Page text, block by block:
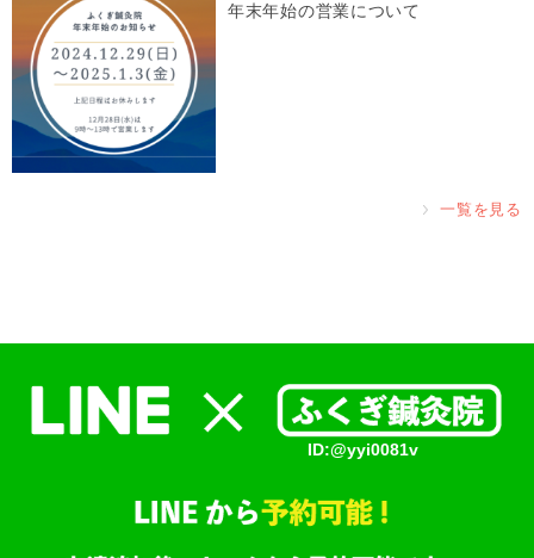
年末年始の営業について
一覧を見る
ID:@yyi0081v